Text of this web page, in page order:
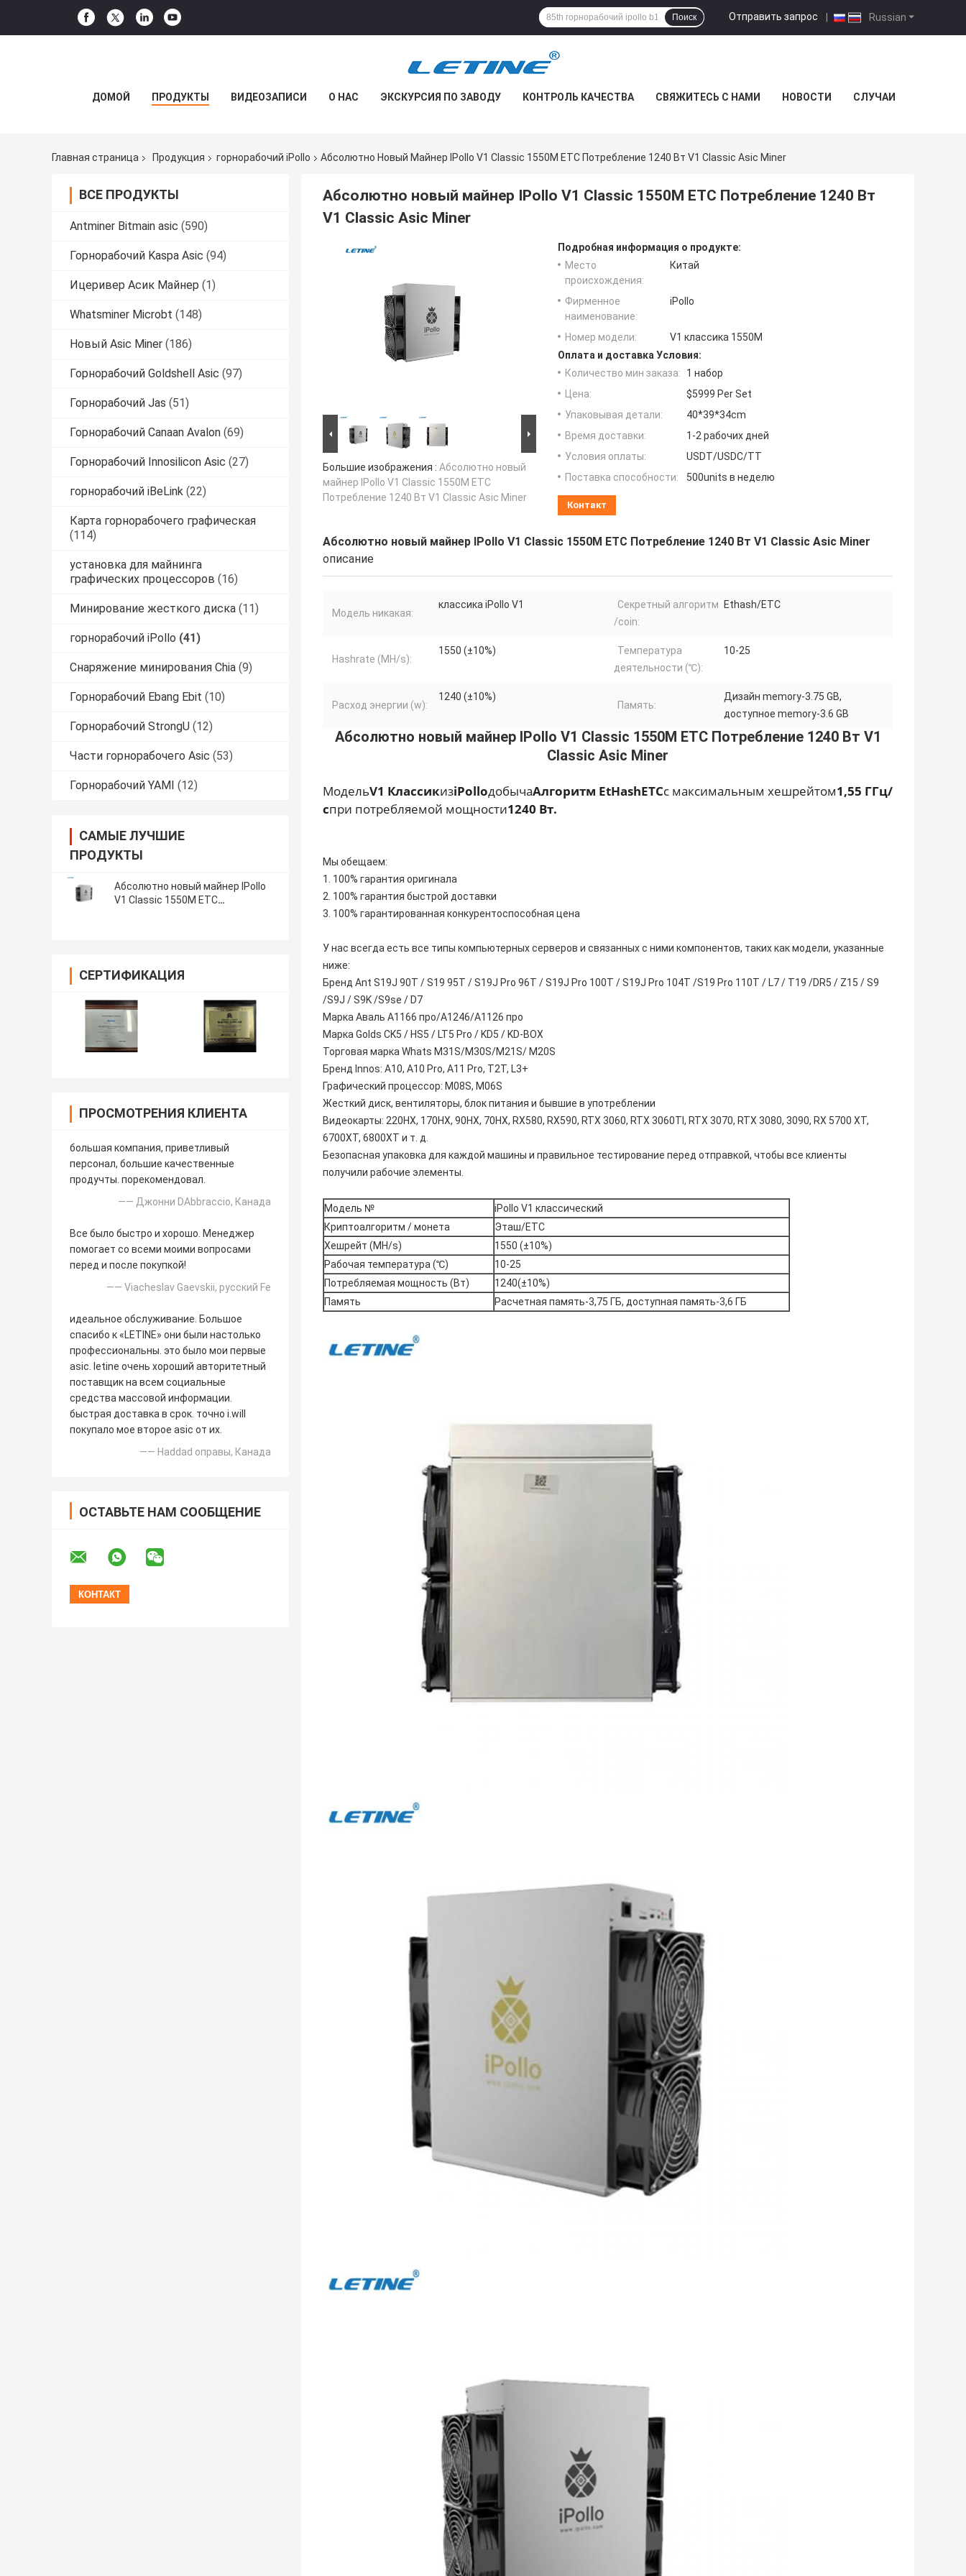
Russian
Отправить запрос |
Поиск
ДОМОЙ ПРОДУКТЫ ВИДЕОЗАПИСИ О НАС ЭКСКУРСИЯ ПО ЗАВОДУ КОНТРОЛЬ КАЧЕСТВА СВЯЖИТЕСЬ С НАМИ НОВОСТИ СЛУЧАИ
Главная страница Продукция горнорабочий iPollo Абсолютно Новый Майнер IPollo V1 Classic 1550M ETC Потребление 1240 Вт V1 Classic Asic Miner
ВСЕ ПРОДУКТЫ
Antminer Bitmain asic (590)
Горнорабочий Kaspa Asic (94)
Ицеривер Асик Майнер (1)
Whatsminer Microbt (148)
Новый Asic Miner (186)
Горнорабочий Goldshell Asic (97)
Горнорабочий Jas (51)
Горнорабочий Canaan Avalon (69)
Горнорабочий Innosilicon Asic (27)
горнорабочий iBeLink (22)
Карта горнорабочего графическая
(114)
установка для майнинга
графических процессоров (16)
Минирование жесткого диска (11)
горнорабочий iPollo (41)
Снаряжение минирования Chia (9)
Горнорабочий Ebang Ebit (10)
Горнорабочий StrongU (12)
Части горнорабочего Asic (53)
Горнорабочий YAMI (12)
САМЫЕ ЛУЧШИЕ
ПРОДУКТЫ
Абсолютно новый майнер IPollo
V1 Classic 1550M ETC
СЕРТИФИКАЦИЯ
ПРОСМОТРЕНИЯ КЛИЕНТА
большая компания, приветливый
персонал, большие качественные
продучты. порекомендовал.
—— Джонни DAbbraccio, Канада
Все было быстро и хорошо. Менеджер
помогает со всеми моими вопросами
перед и после покупкой!
—— Viacheslav Gaevskii, русский Fe
идеальное обслуживание. Большое
спасибо к «LETINE» они были настолько
профессиональны. это было мои первые
asic. letine очень хороший авторитетный
поставщик на всем социальные
средства массовой информации.
быстрая доставка в срок. точно i.will
покупало мое второе asic от их.
—— Haddad оправы, Канада
ОСТАВЬТЕ НАМ СООБЩЕНИЕ
Абсолютно новый майнер IPollo V1 Classic 1550M ETC Потребление 1240 Вт
V1 Classic Asic Miner
Большие изображения : Абсолютно новый
майнер IPollo V1 Classic 1550M ETC
Потребление 1240 Вт V1 Classic Asic Miner
Подробная информация о продукте:
Место
происхождения:
Китай
Фирменное
наименование:
iPollo
Номер модели:
V1 классика 1550M
Оплата и доставка Условия:
Количество мин заказа:
1 набор
Цена:
$5999 Per Set
Упаковывая детали:
40*39*34cm
Время доставки:
1-2 рабочих дней
Условия оплаты:
USDT/USDC/TT
Поставка способности:
500units в неделю
Контакт
Абсолютно новый майнер IPollo V1 Classic 1550M ETC Потребление 1240 Вт V1 Classic Asic Miner
описание
Модель никакая:
классика iPollo V1
Секретный алгоритм
/coin:
Ethash/ETC
Hashrate (MH/s):
1550 (±10%)
Температура
деятельности (℃):
10-25
Расход энергии (w):
1240 (±10%)
Память:
Дизайн memory-3.75 GB,
доступное memory-3.6 GB
Абсолютно новый майнер IPollo V1 Classic 1550M ETC Потребление 1240 Вт V1
Classic Asic Miner
МодельV1 КлассикизiPolloдобычаАлгоритм EtHashETCс максимальным хешрейтом1,55 ГГц/
спри потребляемой мощности1240 Вт.
Мы обещаем:
1. 100% гарантия оригинала
2. 100% гарантия быстрой доставки
3. 100% гарантированная конкурентоспособная цена
У нас всегда есть все типы компьютерных серверов и связанных с ними компонентов, таких как модели, указанные
ниже:
Бренд Ant S19J 90T / S19 95T / S19J Pro 96T / S19J Pro 100T / S19J Pro 104T /S19 Pro 110T / L7 / T19 /DR5 / Z15 / S9
/S9J / S9K /S9se / D7
Марка Аваль А1166 про/А1246/А1126 про
Марка Golds CK5 / HS5 / LT5 Pro / KD5 / KD-BOX
Торговая марка Whats M31S/M30S/M21S/ M20S
Бренд Innos: A10, A10 Pro, A11 Pro, T2T, L3+
Графический процессор: M08S, M06S
Жесткий диск, вентиляторы, блок питания и бывшие в употреблении
Видеокарты: 220HX, 170HX, 90HX, 70HX, RX580, RX590, RTX 3060, RTX 3060TI, RTX 3070, RTX 3080, 3090, RX 5700 XT,
6700XT, 6800XT и т. д.
Безопасная упаковка для каждой машины и правильное тестирование перед отправкой, чтобы все клиенты
получили рабочие элементы.
Модель №
iPollo V1 классический
Криптоалгоритм / монета
Эташ/ETC
Хешрейт (MH/s)
1550 (±10%)
Рабочая температура (℃)
10-25
Потребляемая мощность (Вт)
1240(±10%)
Память
Расчетная память-3,75 ГБ, доступная память-3,6 ГБ